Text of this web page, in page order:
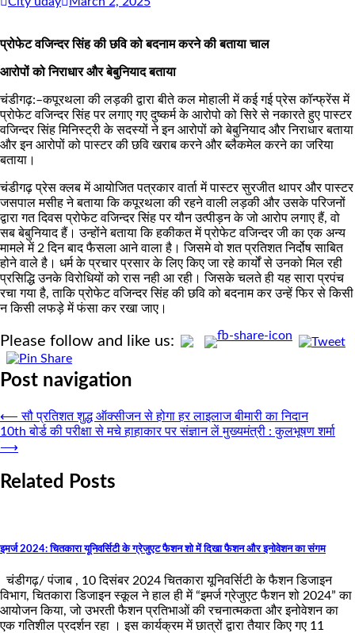
प्रोफेट वजिन्दर सिंह की छवि को बदनाम करने की बताया चाल
आरोपों को निराधार और बेबुनियाद बताया
चंडीगढ़:–कपूरथला की लड़की द्वारा बीते कल मोहाली में कई गई प्रेस कॉन्फ्रेंस में
प्रोफेट वजिन्दर सिंह पर लगाए गए दुष्कर्म के आरोपो को सिरे से नकारते हुए पास्टर
वजिन्दर सिंह मिनिस्ट्री के सदस्यों ने इन आरोपों को बेबुनियाद और निराधार बताया
और इन आरोपों को पास्टर की छवि खराब करने और ब्लैकमेल करने का जरिया
बताया।
चंडीगढ़ प्रेस क्लब में आयोजित पत्रकार वार्ता में पास्टर सुरजीत थापर और पास्टर
जसपाल मसीह ने बताया कि कपूरथला की रहने वाली लड़की और उसके परिजनों
द्वारा गत दिवस प्रोफेट वजिन्दर सिंह पर यौन उत्पीड़न के जो आरोप लगाए हैं, वो
सब बेबुनियाद हैं। उन्होंने बताया कि हकीकत में प्रोफेट वजिन्दर जी का एक अन्य
मामले में 2 दिन बाद फैसला आने वाला है। जिसमे वो शत प्रतिशत निर्दोष साबित
होने वाले है। धर्म के प्रचार प्रसार के लिए किए जा रहे कार्यों से उनको मिल रही
प्रसिद्धि उनके विरोधियों को रास नही आ रही। जिसके चलते ही यह सारा प्रपंच
रचा गया है, ताकि प्रोफेट वजिन्दर सिंह की छवि को बदनाम कर उन्हें फिर से किसी
न किसी लफड़े में फंसा कर रखा जाए।
Please follow and like us:
Post navigation
⟵ सौ प्रतिशत शुद्ध ऑक्सीजन से होगा हर लाइलाज बीमारी का निदान
10th बोर्ड की परीक्षा से मचे हाहाकार पर संज्ञान लें मुख्यमंत्री : कुलभूषण शर्मा
⟶
Related Posts
इमर्ज 2024: चितकारा यूनिवर्सिटी के ग्रेजुएट फैशन शो में दिखा फैशन और इनोवेशन का संगम
चंडीगढ़/ पंजाब , 10 दिसंबर 2024 चितकारा यूनिवर्सिटी के फैशन डिजाइन
विभाग, चितकारा डिजाइन स्कूल ने हाल ही में “इमर्ज ग्रेजुएट फैशन शो 2024” का
आयोजन किया, जो उभरती फैशन प्रतिभाओं की रचनात्मकता और इनोवेशन का
एक गतिशील प्रदर्शन रहा । इस कार्यक्रम में छात्रों द्वारा तैयार किए गए 11